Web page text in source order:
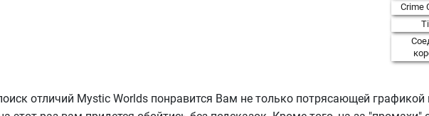
Crime
отличий Mystic Worlds понравится Вам не только потрясающей